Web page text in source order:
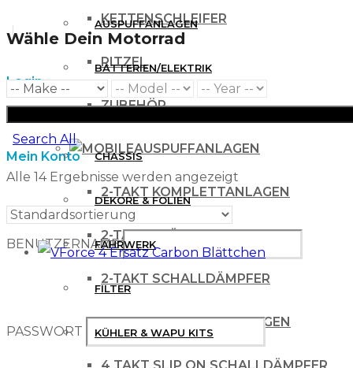
KETTENSCHLEIFER
RITZEL
ZUBEHÖR
AUSPUFFANLAGEN
2-TAKT KOMPLETTANLAGEN
2-TAKT KRÜMMER
2-TAKT SCHALLDÄMPFER
4 TAKT KOMPLETTANLAGEN
Login
Mein Konto
BENUTZERNAME
PASSWORT
AUSPUFFANLAGEN
BATTERIEN/ELEKTRIK
CHASSIS
DEKORE & FOLIEN
FAHRWERK
FILTER
KÜHLER & WAPU KITS
Wähle Dein Motorrad
Search All
Alle 14 Ergebnisse werden angezeigt